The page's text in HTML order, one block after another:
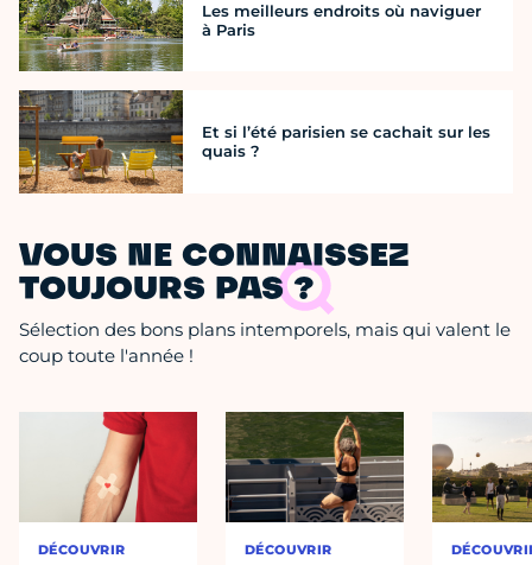
Les meilleurs endroits où naviguer
à Paris
Et si l’été parisien se cachait sur les
quais ?
VOUS NE CONNAISSEZ
TOUJOURS PAS ?
Sélection des bons plans intemporels, mais qui valent le
coup toute l'année !
DÉCOUVRIR DÉCOUVRIR